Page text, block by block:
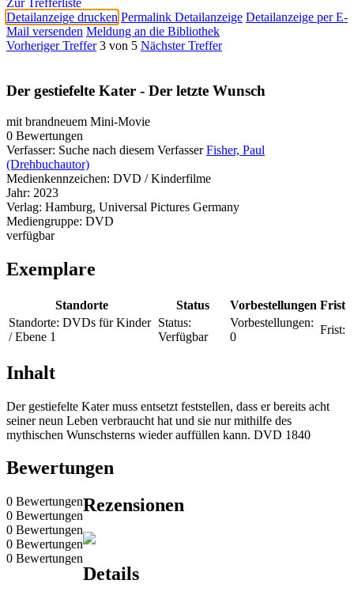
Zur Trefferliste
Detailanzeige drucken Permalink Detailanzeige Detailanzeige per E-
Mail versenden Meldung an die Bibliothek
Vorheriger Treffer 3 von 5 Nächster Treffer
Der gestiefelte Kater - Der letzte Wunsch
mit brandneuem Mini-Movie
0 Bewertungen
Verfasser: Suche nach diesem Verfasser Fisher, Paul
(Drehbuchautor)
Medienkennzeichen: DVD / Kinderfilme
Jahr: 2023
Verlag: Hamburg, Universal Pictures Germany
Mediengruppe: DVD
verfügbar
Exemplare
Standorte Status Vorbestellungen Frist
Standorte: DVDs für Kinder
/ Ebene 1
Status:
Verfügbar
Vorbestellungen:
0
Frist:
Inhalt
Der gestiefelte Kater muss entsetzt feststellen, dass er bereits acht
seiner neun Leben verbraucht hat und sie nur mithilfe des
mythischen Wunschsterns wieder auffüllen kann. DVD 1840
Bewertungen
0 Bewertungen
0 Bewertungen
0 Bewertungen
0 Bewertungen
0 Bewertungen
Rezensionen
Details